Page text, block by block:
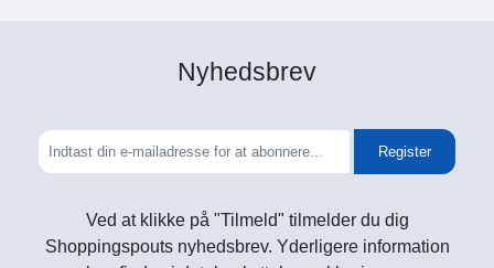
Nyhedsbrev
Register
Ved at klikke på "Tilmeld" tilmelder du dig
Shoppingspouts nyhedsbrev. Yderligere information